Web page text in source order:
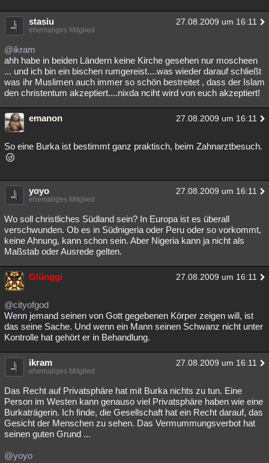
stasiu 27.08.2009 um 16:11
ehemaliges Mitglied
@ikram
ahh habe in beiden Ländern keine Kirche gesehen nur moscheen
... und ich bin ein bischen rumgereist....was wieder darauf schließt
was ihr Muslimen auch immer so schön bestreitet , dass der Islam
den christentum akzeptiert....nixda nciht wird von euch akzeptiert!
emanon 27.08.2009 um 16:11
So eine Burka ist bestimmt ganz praktisch, beim Zahnarztbesuch.
yoyo 27.08.2009 um 16:11
ehemaliges Mitglied
Wo soll christliches Südland sein? In Europa ist es überall
verschwunden. Ob es in Südnigeria oder Peru oder so vorkommt,
keine Ahnung, kann schon sein. Aber Nigeria kann ja nicht als
Maßstab oder Ausrede gelten.
Glünggi 27.08.2009 um 16:11
@cityofgod
Wenn jemand seinen von Gott gegebenen Körper zeigen will, ist
das seine Sache. Und wenn ein Mann seinen Schwanz nicht unter
Kontrolle hat gehört er in Behandlung.
ikram 27.08.2009 um 16:11
ehemaliges Mitglied
Das Recht auf Privatsphäre hat mit Burka nichts zu tun. Eine
Person im Westen kann genauso viel Privatsphäre haben wie eine
Burkaträgerin. Ich finde, die Gesellschaft hat ein Recht darauf, das
Gesicht der Menschen zu sehen. Das Vermummungsverbot hat
seinen guten Grund ...
@yoyo